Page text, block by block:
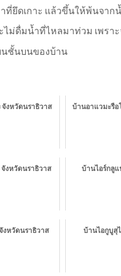
ที่ยึดเกาะ แล้วขึ้นให้พ้นจาก
ม่ดื่มน้ำที่ไหลมาท่วม เพราะ
นชั้นบนของบ้าน
จังหวัดนราธิวาส บ้านอาแวมะรือ
งหวัดนราธิวาส
บ้านไอร์กลูแ
งหวัดนราธิวาส
บ้านไอกูบูสุ